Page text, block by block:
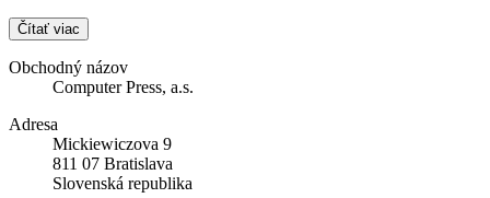
Čítať viac
Obchodný názov
Computer Press, a.s.
Adresa
Mickiewiczova 9
811 07 Bratislava
Slovenská republika